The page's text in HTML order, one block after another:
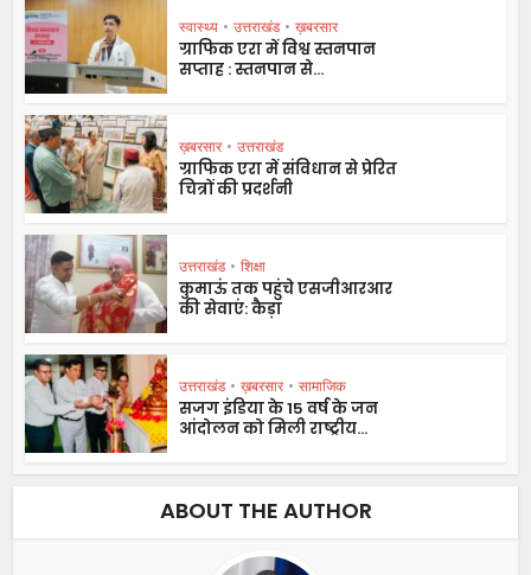
स्वास्थ्य • उत्तराखंड • ख़बरसार
ग्राफिक एरा में विश्व स्तनपान
सप्ताह : स्तनपान से...
ख़बरसार • उत्तराखंड
ग्राफिक एरा में संविधान से प्रेरित
चित्रों की प्रदर्शनी
उत्तराखंड • शिक्षा
कुमाऊं तक पहुंचे एसजीआरआर
की सेवाएं: कैड़ा
उत्तराखंड • ख़बरसार • सामाजिक
सजग इंडिया के 15 वर्ष के जन
आंदोलन को मिली राष्ट्रीय...
ABOUT THE AUTHOR